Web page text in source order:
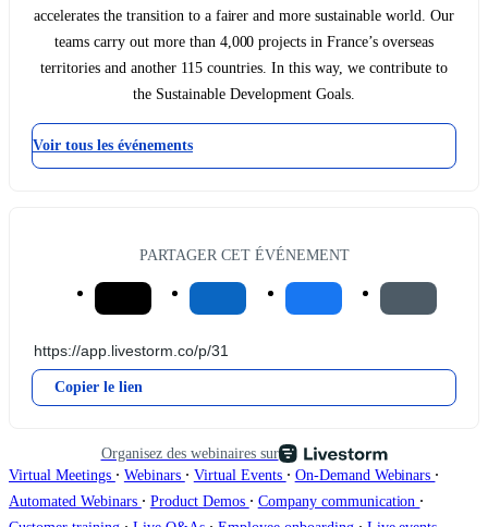
accelerates the transition to a fairer and more sustainable world. Our
teams carry out more than 4,000 projects in France’s overseas
territories and another 115 countries. In this way, we contribute to
the Sustainable Development Goals.
Voir tous les événements
PARTAGER CET ÉVÉNEMENT
Copier le lien
Organisez des webinaires sur
Virtual Meetings ∙ Webinars ∙ Virtual Events ∙ On-Demand Webinars ∙
Automated Webinars ∙ Product Demos ∙ Company communication ∙